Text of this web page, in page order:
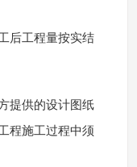
后工程量按实结
提供的设计图纸
程施工过程中须